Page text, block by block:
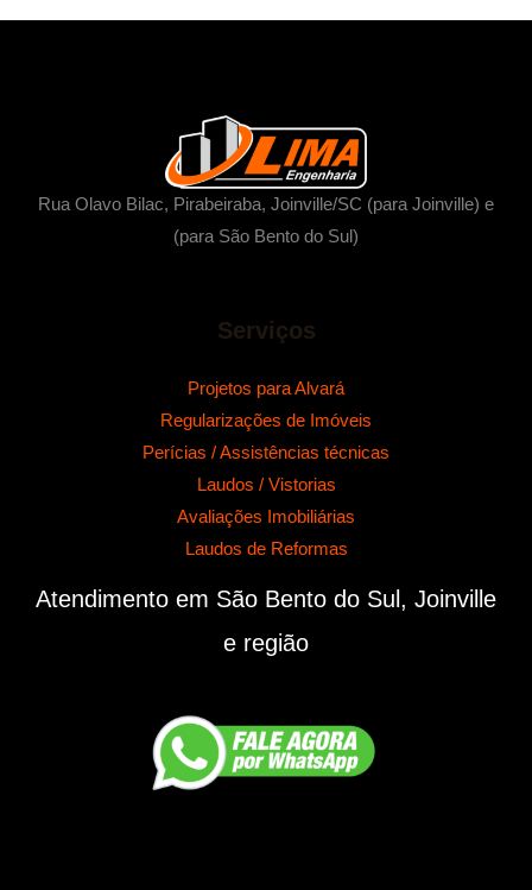
Rua Olavo Bilac, Pirabeiraba, Joinville/SC (para Joinville) e
(para São Bento do Sul)
Serviços
Projetos para Alvará
Regularizações de Imóveis
Perícias / Assistências técnicas
Laudos / Vistorias
Avaliações Imobiliárias
Laudos de Reformas
Atendimento em São Bento do Sul, Joinville
e região